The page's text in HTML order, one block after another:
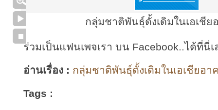
กลุ่มชาติพันธุ์ดั้งเดิมในเอเชีย
ร่วมเป็นแฟนเพจเรา บน Facebook..ได้ที่นี่เ
อ่านเรื่อง : กลุ่มชาติพันธุ์ดั้งเดิมในเอเชียอา
Tags :